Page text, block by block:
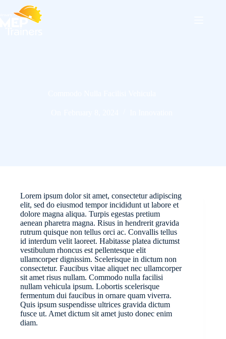
Lorem ipsum dolor sit amet, consectetur adipiscing
elit, sed do eiusmod tempor incididunt ut labore et
dolore magna aliqua. Turpis egestas pretium
aenean pharetra magna. Risus in hendrerit gravida
rutrum quisque non tellus orci ac. Convallis tellus
id interdum velit laoreet. Habitasse platea dictumst
vestibulum rhoncus est pellentesque elit
ullamcorper dignissim. Scelerisque in dictum non
consectetur. Faucibus vitae aliquet nec ullamcorper
sit amet risus nullam. Commodo nulla facilisi
nullam vehicula ipsum. Lobortis scelerisque
fermentum dui faucibus in ornare quam viverra.
Quis ipsum suspendisse ultrices gravida dictum
fusce ut. Amet dictum sit amet justo donec enim
diam.